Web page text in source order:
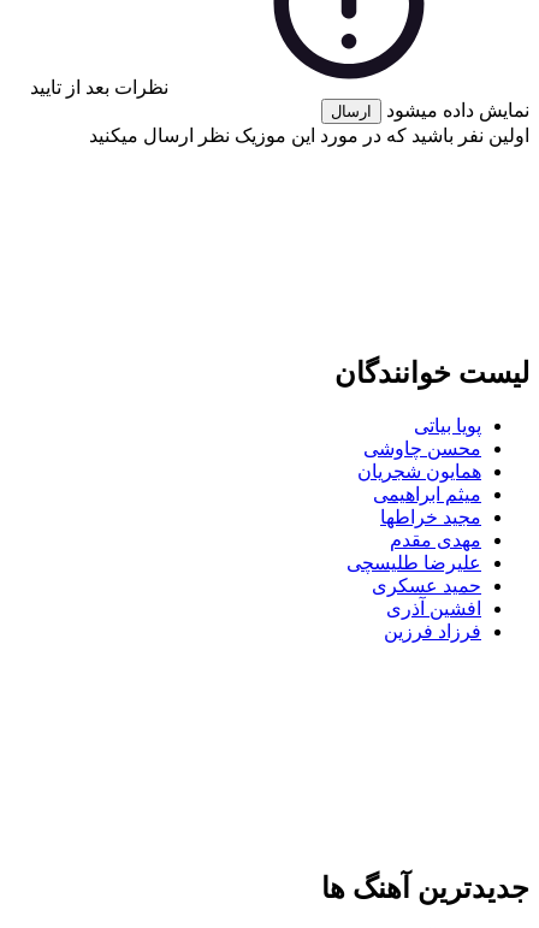
نظرات بعد از تایید
نمایش داده میشود
ارسال
اولین نفر باشید که در مورد این موزیک نظر ارسال میکنید
لیست خوانندگان
پویا بیاتی
محسن چاوشی
همایون شجریان
میثم ابراهیمی
مجید خراطها
مهدی مقدم
علیرضا طلیسچی
حمید عسکری
افشین آذری
فرزاد فرزین
جدیدترین آهنگ ها